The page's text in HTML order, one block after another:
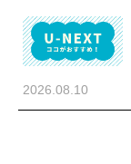
2026.08.10